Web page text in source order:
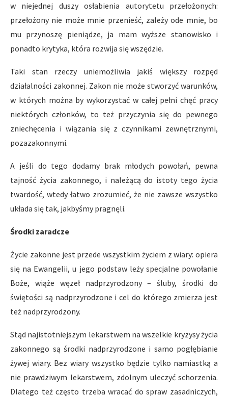
w niejednej duszy osłabienia autorytetu przełożonych:
przełożony nie może mnie przenieść, zależy ode mnie, bo
mu przynoszę pieniądze, ja mam wyższe stanowisko i
ponadto krytyka, która rozwija się wszędzie.
Taki stan rzeczy uniemożliwia jakiś większy rozpęd
działalności zakonnej. Zakon nie może stworzyć warunków,
w których można by wykorzystać w całej pełni chęć pracy
niektórych członków, to też przyczynia się do pewnego
zniechęcenia i wiązania się z czynnikami zewnętrznymi,
pozazakonnymi.
A jeśli do tego dodamy brak młodych powołań, pewna
tajność życia zakonnego, i należącą do istoty tego życia
twardość, wtedy łatwo zrozumieć, że nie zawsze wszystko
układa się tak, jakbyśmy pragnęli.
Środki zaradcze
Życie zakonne jest przede wszystkim życiem z wiary: opiera
się na Ewangelii, u jego podstaw leży specjalne powołanie
Boże, wiąże węzeł nadprzyrodzony – śluby, środki do
świętości są nadprzyrodzone i cel do którego zmierza jest
też nadprzyrodzony.
Stąd najistotniejszym lekarstwem na wszelkie kryzysy życia
zakonnego są środki nadprzyrodzone i samo pogłębianie
żywej wiary. Bez wiary wszystko będzie tylko namiastką a
nie prawdziwym lekarstwem, zdolnym uleczyć schorzenia.
Dlatego też często trzeba wracać do spraw zasadniczych,